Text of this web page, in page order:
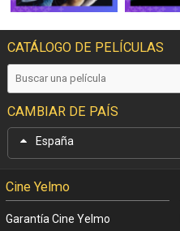
CATÁLOGO DE PELÍCULAS
CAMBIAR DE PAÍS
España
Cine Yelmo
Garantía Cine Yelmo